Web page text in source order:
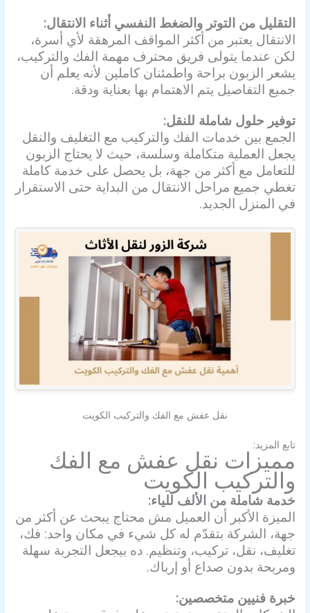
التقليل من التوتر والضغط النفسي أثناء الانتقال:
الانتقال يعتبر من أكثر المواقف المرهقة لأي أسرة،
لكن عندما يتولى فريق محترف مهمة الفك والتركيب،
يشعر الزبون براحة واطمئنان كاملين لأنه يعلم أن
جميع التفاصيل يتم الاهتمام بها بعناية ودقة.
توفير حلول شاملة للنقل:
الجمع بين خدمات الفك والتركيب مع التغليف والنقل
يجعل العملية متكاملة وسلسة، حيث لا يحتاج الزبون
للتعامل مع أكثر من جهة، بل يحصل على خدمة كاملة
تغطي جميع مراحل الانتقال من البداية حتى الاستقرار
في المنزل الجديد.
نقل عفش مع الفك والتركيب الكويت
تابع المزيد:
مميزات نقل عفش مع الفك
والتركيب الكويت
خدمة شاملة من الألف للياء:
الميزة الأكبر أن العميل مش محتاج يبحث عن أكثر من
جهة، الشركة بتقدّم له كل شيء في مكان واحد: فك،
تغليف، نقل، تركيب، وتنظيم. ده بيجعل التجربة سهلة
ومريحة بدون صداع أو إرباك.
خبرة فنيين متخصصين: